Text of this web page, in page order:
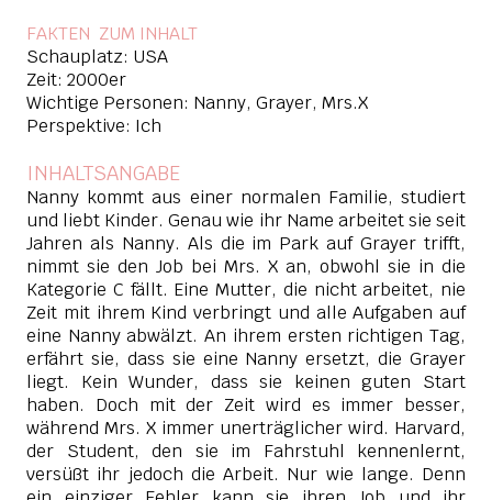
FAKTEN ZUM INHALT
Schauplatz: USA
Zeit: 2000er
Wichtige Personen: Nanny, Grayer, Mrs.X
Perspektive: Ich
INHALTSANGABE
Nanny kommt aus einer normalen Familie, studiert
und liebt Kinder. Genau wie ihr Name arbeitet sie seit
Jahren als Nanny. Als die im Park auf Grayer trifft,
nimmt sie den Job bei Mrs. X an, obwohl sie in die
Kategorie C fällt. Eine Mutter, die nicht arbeitet, nie
Zeit mit ihrem Kind verbringt und alle Aufgaben auf
eine Nanny abwälzt. An ihrem ersten richtigen Tag,
erfährt sie, dass sie eine Nanny ersetzt, die Grayer
liegt. Kein Wunder, dass sie keinen guten Start
haben. Doch mit der Zeit wird es immer besser,
während Mrs. X immer unerträglicher wird. Harvard,
der Student, den sie im Fahrstuhl kennenlernt,
versüßt ihr jedoch die Arbeit. Nur wie lange. Denn